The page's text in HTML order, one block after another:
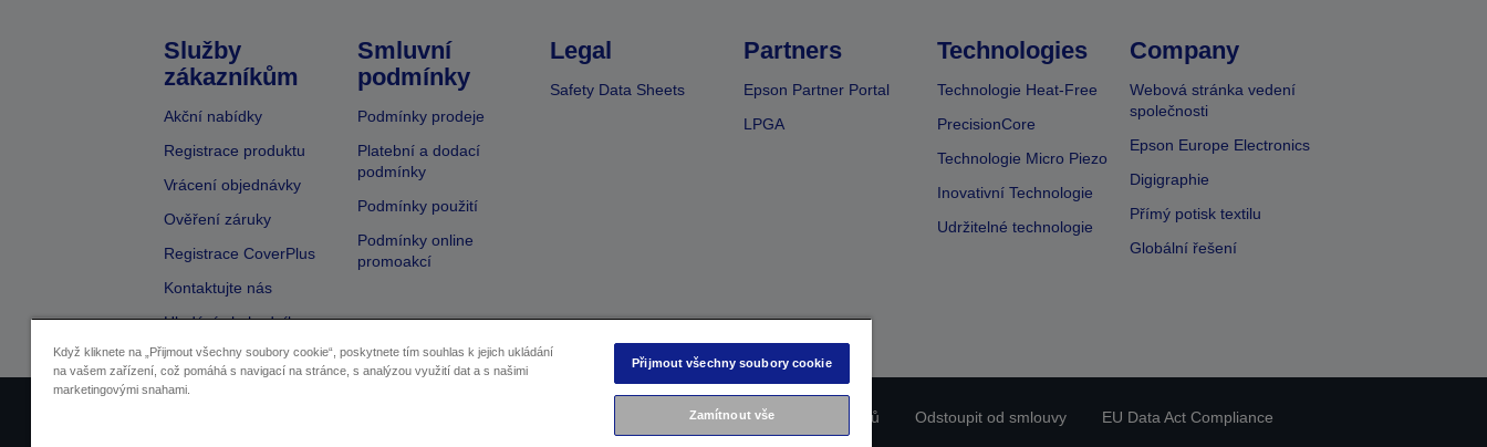
Služby
zákazníkům
Akční nabídky
Registrace produktu
Vrácení objednávky
Ověření záruky
Registrace CoverPlus
Kontaktujte nás
Hledání obchodníka
Smluvní
podmínky
Podmínky prodeje
Platební a dodací
podmínky
Podmínky použití
Podmínky online
promoakcí
Legal
Safety Data Sheets
Partners
Epson Partner Portal
LPGA
Technologies
Technologie Heat-Free
PrecisionCore
Technologie Micro Piezo
Inovativní Technologie
Udržitelné technologie
Company
Webová stránka vedení
společnosti
Epson Europe Electronics
Digigraphie
Přímý potisk textilu
Globální řešení
Prohlášení o ochraně osobních údajů Odstoupit od smlouvy
EU Data Act Compliance
Když kliknete na „Přijmout všechny soubory cookie“, poskytnete tím souhlas k jejich ukládání
na vašem zařízení, což pomáhá s navigací na stránce, s analýzou využití dat a s našimi
marketingovými snahami.
Přijmout všechny soubory cookie
Zamítnout vše